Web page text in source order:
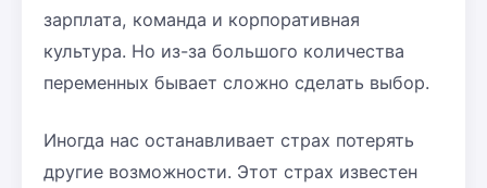
зарплата, команда и корпоративная
культура. Но из-за большого количества
переменных бывает сложно сделать выбор.
Иногда нас останавливает страх потерять
другие возможности. Этот страх известен